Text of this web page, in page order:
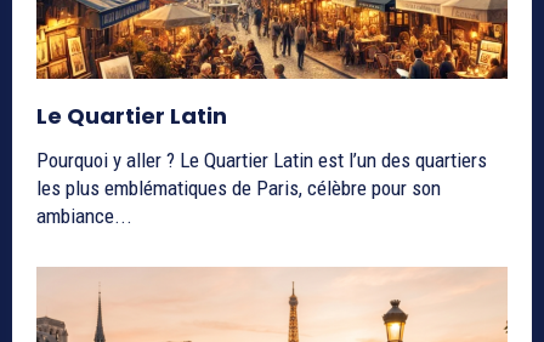
Le Quartier Latin
Pourquoi y aller ? Le Quartier Latin est l’un des quartiers
les plus emblématiques de Paris, célèbre pour son
ambiance...